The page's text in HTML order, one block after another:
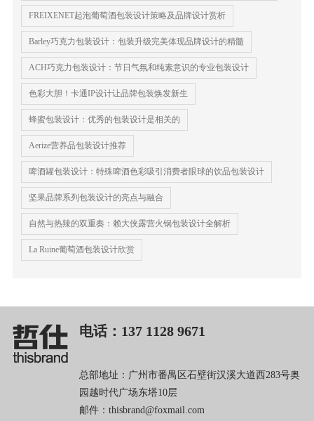
FREIXENET起泡葡萄酒包装设计策略及品牌设计赏析
Barley巧克力包装设计：包装升级完美体现品牌设计的精髓
ACH巧克力包装设计：节日气氛和纯素意识的专业包装设计
色彩大胆！卡通IP设计让品牌包装焕发新生
蜂蜜包装设计：优秀的包装设计是相关的
Aerize营养品包装设计推荐
啤酒罐包装设计：特殊啤酒色彩吸引消费者眼球的饮品包装设计
坚果品牌系列包装设计的亮点与融合
自然与热辣的双重奏：赖大侠露营火锅包装设计全解析
La Ruine葡萄酒包装设计欣赏
电话：137 1128 9671
总部地址：广州市番禺区石壁街汉溪大道西283号奥
园越时代广场东塔10层
邮件：thisbrand@foxmail.com